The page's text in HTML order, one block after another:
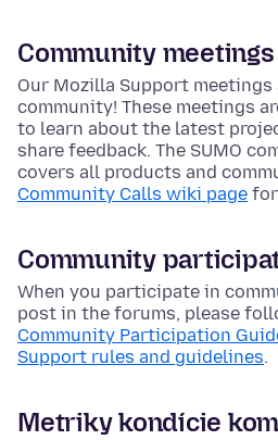
Community meetings
Our Mozilla Support meetings
community! These meetings
to learn about the latest
share feedback. The SUMO
covers all products and
Community Calls wiki page
Community
When you participate in
post in the forums, please
Community Participation
Support rules and guidelines.
Metriky kondície